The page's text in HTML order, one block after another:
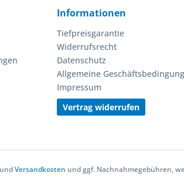
Informationen
Tiefpreisgarantie
Widerrufsrecht
Datenschutz
Allgemeine
Impressum
Vertrag widerrufen
Versandkosten und ggf. Nachnahmegebühren,